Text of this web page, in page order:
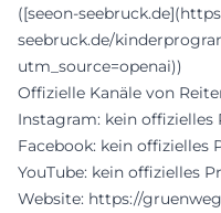
([seeon-
seebruck.de/
utm_source=openai))
Offizielle Kanäle von
Instagram: kein
Facebook: kein offizielles
YouTube: kein offizielles
Website: https://